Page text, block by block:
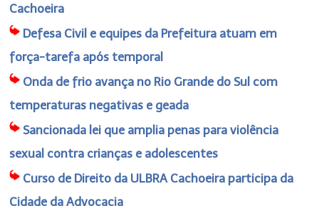
Cachoeira
Defesa Civil e equipes da Prefeitura atuam em
força-tarefa após temporal
Onda de frio avança no Rio Grande do Sul com
temperaturas negativas e geada
Sancionada lei que amplia penas para violência
sexual contra crianças e adolescentes
Curso de Direito da ULBRA Cachoeira participa da
Cidade da Advocacia